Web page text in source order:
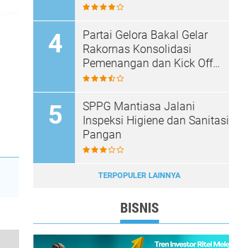
Partai Gelora Bakal Gelar
Rakornas Konsolidasi
Pemenangan dan Kick Off
Pencalegan
SPPG Mantiasa Jalani
Inspeksi Higiene dan Sanitasi
Pangan
TERPOPULER LAINNYA
BISNIS